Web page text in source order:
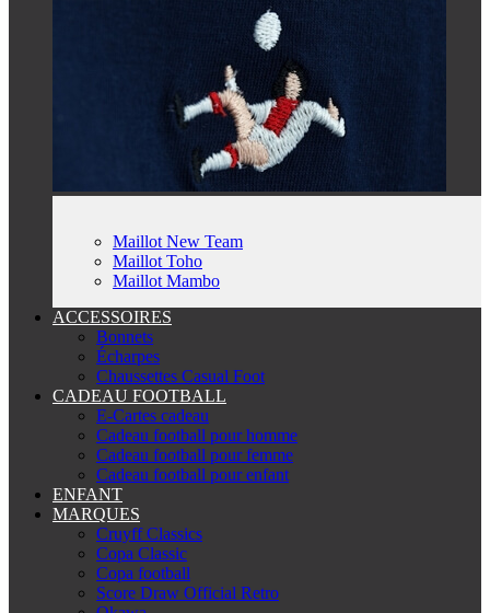
Maillot New Team
Maillot Toho
Maillot Mambo
ACCESSOIRES
Bonnets
Écharpes
Chaussettes Casual Foot
CADEAU FOOTBALL
E-Cartes cadeau
Cadeau football pour homme
Cadeau football pour femme
Cadeau football pour enfant
ENFANT
MARQUES
Cruyff Classics
Copa Classic
Copa football
Score Draw Official Retro